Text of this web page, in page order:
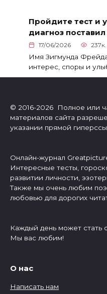
Пройдите тест и
диагноз
17/06/2026 237к.
Имя Зигмунда
интерес, споры и
© 2016-2026 Полное или
материалов сайта
указании прямой
Онлайн-журнал
Интересные тесты,
развитии личности,
Также мы очень любим
любовью для дорогих
Каждый день может стать
Мы вас любим!
О нас
Написать нам